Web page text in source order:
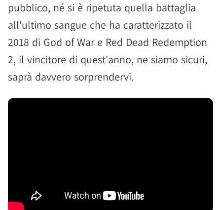
pubblico, né si è ripetuta quella battaglia
all'ultimo sangue che ha caratterizzato il
2018 di God of War e Red Dead Redemption
2, il vincitore di quest'anno, ne siamo sicuri,
saprà davvero sorprendervi.